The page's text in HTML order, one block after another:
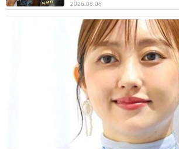
2026.08.06